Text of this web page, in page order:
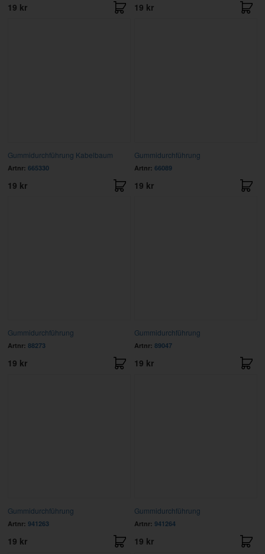
19 kr 19 kr
Gummidurchführung Kabelbaum
Artnr: 665330
19 kr
Gummidurchführung
Artnr: 66089
19 kr
Gummidurchführung
Artnr: 88273
19 kr
Gummidurchführung
Artnr: 89047
19 kr
Gummidurchführung
Artnr: 941263
19 kr
Gummidurchführung
Artnr: 941264
19 kr